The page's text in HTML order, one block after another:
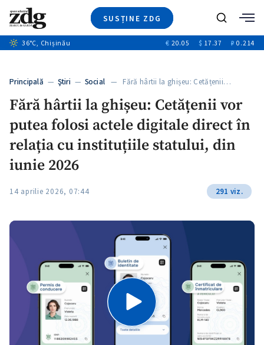
SUSȚINE ZDG
Ştiri
+13
Video
Special
Blog
ZdGust
Caută
36°C, Chișinău € 20.05 $ 17.37 ₽ 0.214
Principală — Ştiri — Social — Fără hârtii la ghișeu: Cetățenii…
Fără hârtii la ghișeu: Cetățenii vor
putea folosi actele digitale direct în
relația cu instituțiile statului, din
iunie 2026
14 aprilie 2026, 07:44 291 viz.